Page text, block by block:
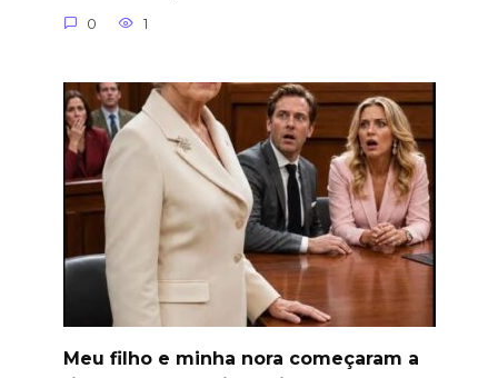
0 1
Meu filho e minha nora começaram a